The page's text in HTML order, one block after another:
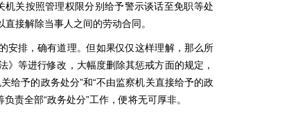
关按照管理权限分别给予警示谈话至免职等处
接解除当事人之间的劳动合同。
安排，确有道理。但如果仅仅这样理解，那么所
等进行修改，大幅度删除其惩戒方面的规定，
给予的政务处分”和“不由监察机关直接给予的政
责全部“政务处分”工作，便将无可厚非。